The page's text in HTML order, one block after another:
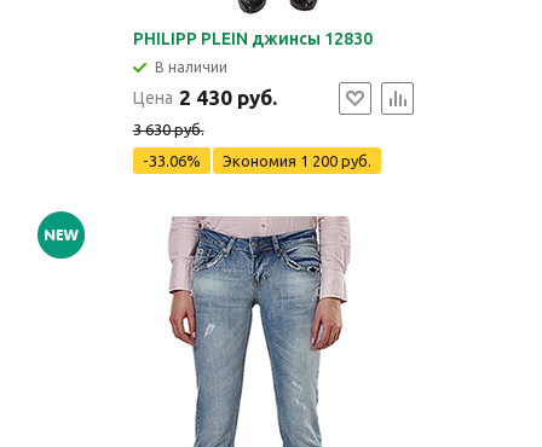
PHILIPP PLEIN джинсы 12830
В наличии
Цена 2 430 руб.
3 630 руб.
-33.06%
Экономия 1 200 руб.